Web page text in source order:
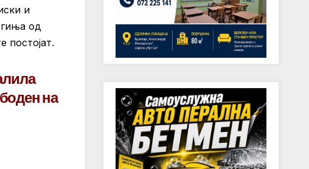
и
од
постојат.
на